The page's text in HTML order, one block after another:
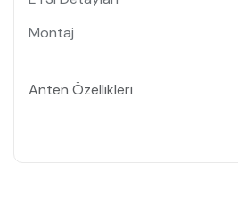
Anten Özellikleri
Montaj